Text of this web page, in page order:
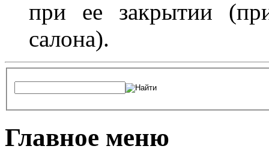
при ее закрытии
салона).
Главное меню